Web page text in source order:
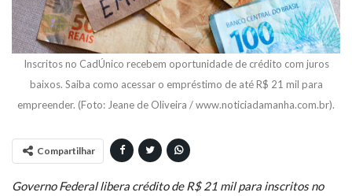
Inscritos no CadÚnico recebem oportunidade de crédito com juros
baixos. Saiba como acessar o empréstimo de até R$ 21 mil para
empreender. (Foto: Jeane de Oliveira / www.noticiadamanha.com.br).
Compartilhar
Governo Federal libera crédito de R$ 21 mil para inscritos no